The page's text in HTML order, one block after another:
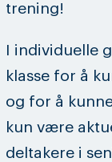
trening!
I individuelle
klasse for å
og for å
kun være
deltakere i